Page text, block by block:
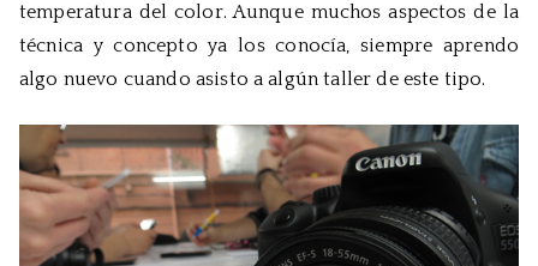
temperatura del color. Aunque muchos aspectos de la
técnica y concepto ya los conocía, siempre aprendo
algo nuevo cuando asisto a algún taller de este tipo.